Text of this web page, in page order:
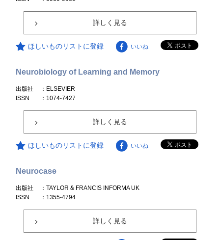
詳しく見る
ほしいものリストに登録 いいね
Neurobiology of Learning and Memory
出版社
：ELSEVIER
ISSN
：1074-7427
詳しく見る
ほしいものリストに登録 いいね
Neurocase
出版社
：TAYLOR & FRANCIS INFORMA UK
ISSN
：1355-4794
詳しく見る